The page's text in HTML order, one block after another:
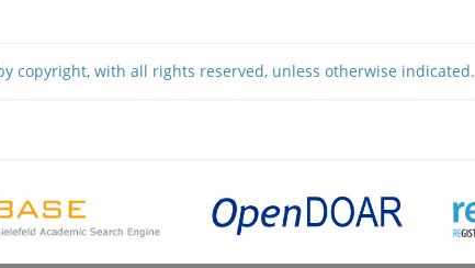
copyright, with all rights reserved, unless otherwise indicated.